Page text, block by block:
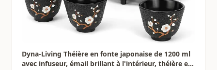
Dyna-Living Théière en fonte japonaise de 1200 ml
avec infuseur, émail brillant à l'intérieur, théière en